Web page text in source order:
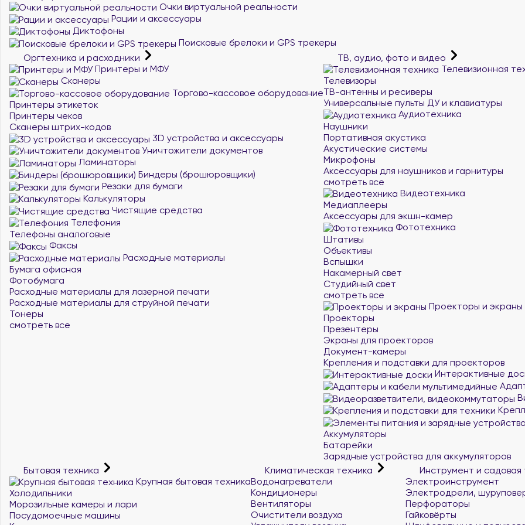
Очки виртуальной реальности
Рации и аксессуары
Диктофоны
Поисковые брелоки и GPS трекеры
Оргтехника и расходники
Принтеры и МФУ
Сканеры
Торгово-кассовое оборудование
Принтеры этикеток
Принтеры чеков
Сканеры штрих-кодов
3D устройства и аксессуары
Уничтожители документов
Ламинаторы
Биндеры (брошюровщики)
Резаки для бумаги
Калькуляторы
Чистящие средства
Телефония
Телефоны аналоговые
Факсы
Расходные материалы
Бумага офисная
Фотобумага
Расходные материалы для лазерной печати
Расходные материалы для струйной печати
Тонеры
смотреть все
ТВ, аудио, фото и видео
Телевизионная
Телевизоры
ТВ-антенны и ресиверы
Универсальные пульты ДУ и клавиатуры
Аудиотехника
Наушники
Портативная акустика
Акустические системы
Микрофоны
Аксессуары для наушников и гарнитуры
смотреть все
Видеотехника
Медиаплееры
Аксессуары для экшн-камер
Фототехника
Штативы
Объективы
Вспышки
Накамерный свет
Студийный свет
смотреть все
Проекторы и экраны
Проекторы
Презентеры
Экраны для проекторов
Документ-камеры
Крепления и подставки для проекторов
Интерактивные
Аккумуляторы
Батарейки
Зарядные устройства для аккумуляторов
Бытовая техника
Крупная бытовая техника
Холодильники
Морозильные камеры и лари
Посудомоечные машины
Климатическая техника
Водонагреватели
Кондиционеры
Вентиляторы
Очистители воздуха
Инструмент и садовая
Электроинструмент
Электродрели,
Перфораторы
Гайковёрты